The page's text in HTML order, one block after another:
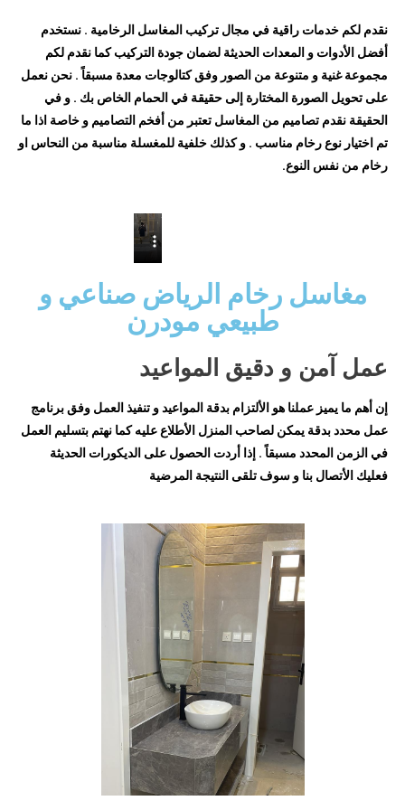
نقدم لكم خدمات راقية في مجال تركيب المغاسل الرخامية . نستخدم
أفضل الأدوات و المعدات الحديثة لضمان جودة التركيب كما نقدم لكم
مجموعة غنية و متنوعة من الصور وفق كتالوجات معدة مسبقاً . نحن نعمل
على تحويل الصورة المختارة إلى حقيقة في الحمام الخاص بك . و في
الحقيقة نقدم تصاميم من المغاسل تعتبر من أفخم التصاميم و خاصة اذا ما
تم اختيار نوع رخام مناسب . و كذلك خلفية للمغسلة مناسبة من النحاس او
رخام من نفس النوع.
مغاسل رخام الرياض صناعي و
طبيعي مودرن
عمل آمن و دقيق المواعيد
إن أهم ما يميز عملنا هو الألتزام بدقة المواعيد و تنفيذ العمل وفق برنامج
عمل محدد بدقة يمكن لصاحب المنزل الأطلاع عليه كما نهتم بتسليم العمل
في الزمن المحدد مسبقاً . إذا أردت الحصول على الديكورات الحديثة
فعليك الأتصال بنا و سوف تلقى النتيجة المرضية